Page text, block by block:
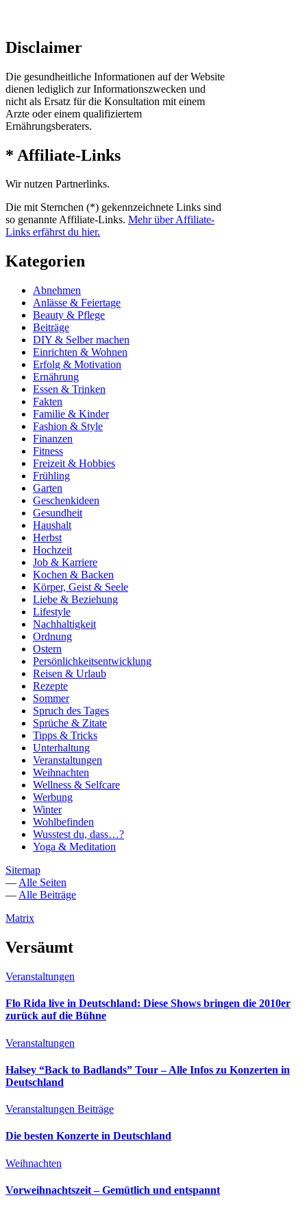
Disclaimer
Die gesundheitliche Informationen auf der Website
dienen lediglich zur Informationszwecken und
nicht als Ersatz für die Konsultation mit einem
Arzte oder einem qualifiziertem
Ernährungsberaters.
* Affiliate-Links
Wir nutzen Partnerlinks.
Die mit Sternchen (*) gekennzeichnete Links sind
so genannte Affiliate-Links. Mehr über Affiliate-
Links erfährst du hier.
Kategorien
Abnehmen
Anlässe & Feiertage
Beauty & Pflege
Beiträge
DIY & Selber machen
Einrichten & Wohnen
Erfolg & Motivation
Ernährung
Essen & Trinken
Fakten
Familie & Kinder
Fashion & Style
Finanzen
Fitness
Freizeit & Hobbies
Frühling
Garten
Geschenkideen
Gesundheit
Haushalt
Herbst
Hochzeit
Job & Karriere
Kochen & Backen
Körper, Geist & Seele
Liebe & Beziehung
Lifestyle
Nachhaltigkeit
Ordnung
Ostern
Persönlichkeitsentwicklung
Reisen & Urlaub
Rezepte
Sommer
Spruch des Tages
Sprüche & Zitate
Tipps & Tricks
Unterhaltung
Veranstaltungen
Weihnachten
Wellness & Selfcare
Werbung
Winter
Wohlbefinden
Wusstest du, dass…?
Yoga & Meditation
Sitemap
— Alle Seiten
— Alle Beiträge
Matrix
Versäumt
Veranstaltungen
Flo Rida live in Deutschland: Diese Shows bringen die 2010er
zurück auf die Bühne
Veranstaltungen
Halsey “Back to Badlands” Tour – Alle Infos zu Konzerten in
Deutschland
Veranstaltungen Beiträge
Die besten Konzerte in Deutschland
Weihnachten
Vorweihnachtszeit – Gemütlich und entspannt